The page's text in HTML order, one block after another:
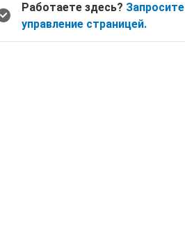
Работаете здесь? Запросите
управление страницей.